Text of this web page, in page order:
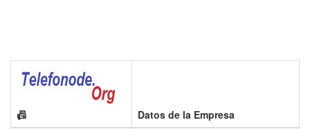
📠 Datos de la Empresa